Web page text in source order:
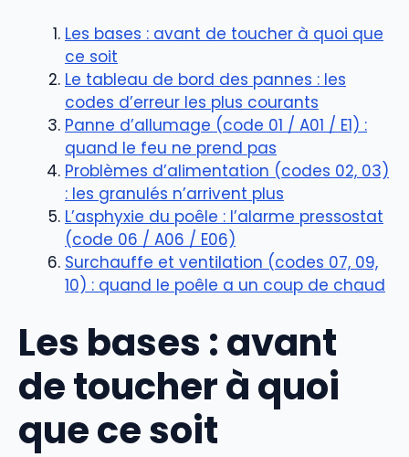
Les bases : avant de toucher à quoi que
ce soit
Le tableau de bord des pannes : les
codes d’erreur les plus courants
Panne d’allumage (code 01 / A01 / E1) :
quand le feu ne prend pas
Problèmes d’alimentation (codes 02, 03)
: les granulés n’arrivent plus
L’asphyxie du poêle : l’alarme pressostat
(code 06 / A06 / E06)
Surchauffe et ventilation (codes 07, 09,
10) : quand le poêle a un coup de chaud
Les bases : avant
de toucher à quoi
que ce soit